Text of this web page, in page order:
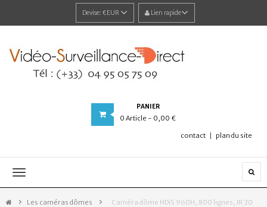
Devise: €EUR Lien rapide
PANIER
0 Article - 0,00 €
contact plan du site
Navigation
Les caméras dômes >
Caméra dôme HDiS 960H, 800 lignes, IR 20